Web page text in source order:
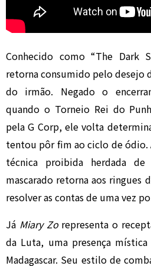
Conhecido como “The Dark
retorna consumido pelo desejo
do irmão. Negado o
quando o Torneio Rei do
pela G Corp, ele volta
tentou pôr fim ao ciclo de ódio.
técnica proibida herdada
mascarado retorna aos ringues
resolver as contas de uma vez
Já Miary Zorepresenta o
da Luta, uma presença
Madagascar. Seu estilo de